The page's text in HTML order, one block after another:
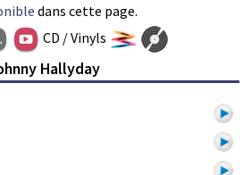
dans cette page.
CD / Vinyls
Hallyday